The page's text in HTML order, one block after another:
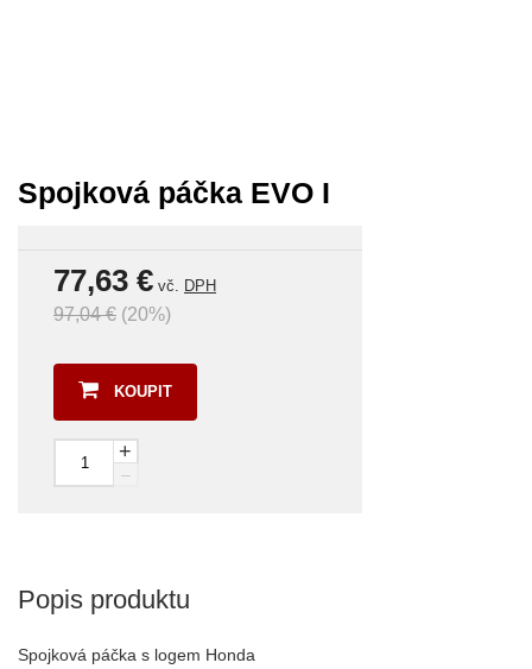
Spojková páčka EVO I
77,63 € vč. DPH
97,04 € (20%)
KOUPIT
+
–
Popis produktu
Spojková páčka s logem Honda